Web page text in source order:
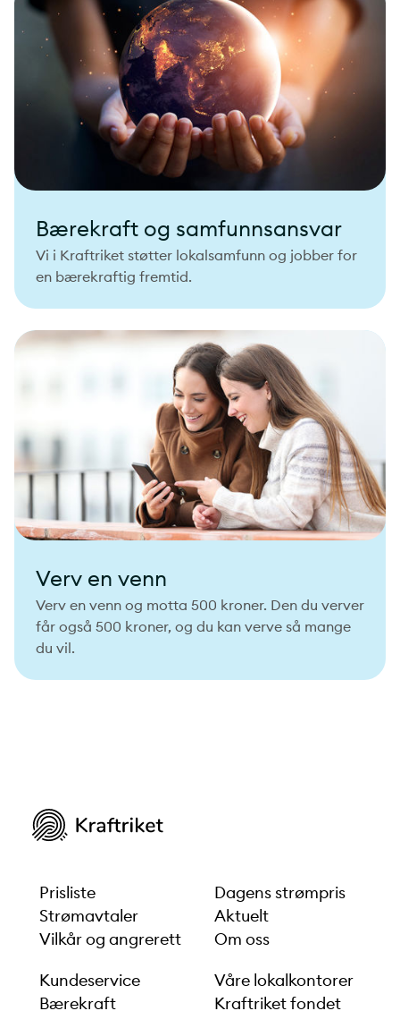
Bærekraft og samfunnsansvar
Vi i Kraftriket støtter lokalsamfunn og jobber for
en bærekraftig fremtid.
Verv en venn
Verv en venn og motta 500 kroner. Den du verver
får også 500 kroner, og du kan verve så mange
du vil.
Prisliste
Strømavtaler
Vilkår og angrerett
Dagens strømpris
Aktuelt
Om oss
Kundeservice
Bærekraft
Våre lokalkontorer
Kraftriket fondet